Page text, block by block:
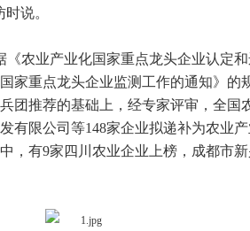
说。
农业产业化国家重点龙头企业认定
家重点龙头企业监测工作的通知》的
团推荐的基础上，经专家评审，全国
有限公司等148家企业拟递补为农业
，有9家四川农业企业上榜，成都市